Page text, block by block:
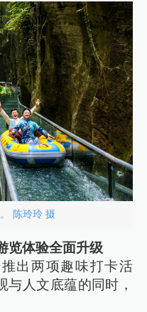
陈玲玲 摄
览体验全面升级
出两项趣味打卡活
与人文底蕴的同时，